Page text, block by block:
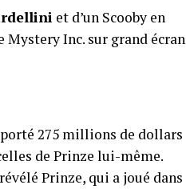
et d’un Scooby en
Mystery Inc. sur grand écran
275 millions de dollars
de Prinze lui-même.
Prinze, qui a joué dans